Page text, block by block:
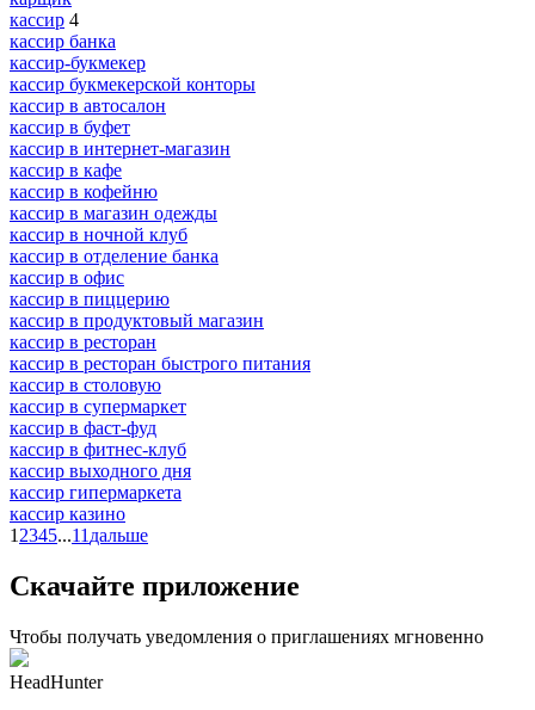
кассир 4
кассир банка
кассир-букмекер
кассир букмекерской конторы
кассир в автосалон
кассир в буфет
кассир в интернет-магазин
кассир в кафе
кассир в кофейню
кассир в магазин одежды
кассир в ночной клуб
кассир в отделение банка
кассир в офис
кассир в пиццерию
кассир в продуктовый магазин
кассир в ресторан
кассир в ресторан быстрого питания
кассир в столовую
кассир в супермаркет
кассир в фаст-фуд
кассир в фитнес-клуб
кассир выходного дня
кассир гипермаркета
кассир казино
1 2345...11 дальше
Скачайте приложение
Чтобы получать уведомления о приглашениях мгновенно
HeadHunter